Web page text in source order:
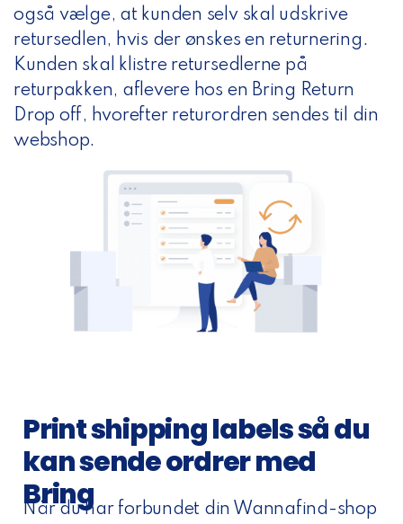
også vælge, at kunden selv skal udskrive
retursedlen, hvis der ønskes en returnering.
Kunden skal klistre retursedlerne på
returpakken, aflevere hos en Bring Return
Drop off, hvorefter returordren sendes til din
webshop.
Print shipping labels så du
kan sende ordrer med
Bring
Når du har forbundet din Wannafind-shop